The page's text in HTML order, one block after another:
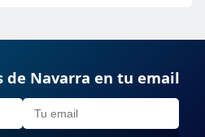
de Navarra en tu email